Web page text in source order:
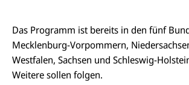
Das Programm ist bereits in den fünf
Mecklenburg-Vorpommern,
Westfalen, Sachsen und Schleswig-
Weitere sollen folgen.